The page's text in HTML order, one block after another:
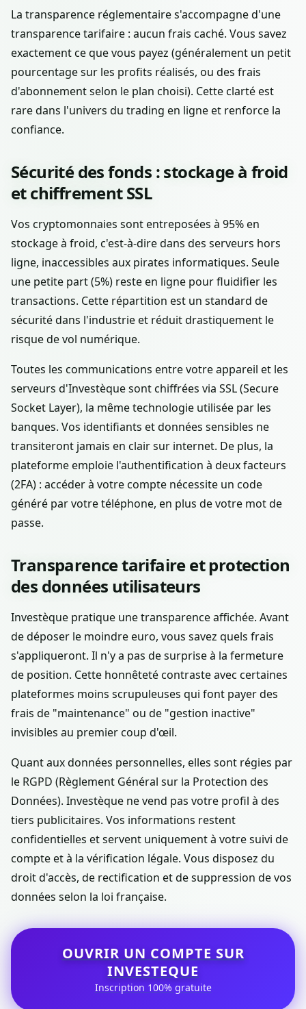
La transparence réglementaire s'accompagne d'une
transparence tarifaire : aucun frais caché. Vous savez
exactement ce que vous payez (généralement un petit
pourcentage sur les profits réalisés, ou des frais
d'abonnement selon le plan choisi). Cette clarté est
rare dans l'univers du trading en ligne et renforce la
confiance.
Sécurité des fonds : stockage à froid
et chiffrement SSL
Vos cryptomonnaies sont entreposées à 95% en
stockage à froid, c'est-à-dire dans des serveurs hors
ligne, inaccessibles aux pirates informatiques. Seule
une petite part (5%) reste en ligne pour fluidifier les
transactions. Cette répartition est un standard de
sécurité dans l'industrie et réduit drastiquement le
risque de vol numérique.
Toutes les communications entre votre appareil et les
serveurs d'Investèque sont chiffrées via SSL (Secure
Socket Layer), la même technologie utilisée par les
banques. Vos identifiants et données sensibles ne
transiteront jamais en clair sur internet. De plus, la
plateforme emploie l'authentification à deux facteurs
(2FA) : accéder à votre compte nécessite un code
généré par votre téléphone, en plus de votre mot de
passe.
Transparence tarifaire et protection
des données utilisateurs
Investèque pratique une transparence affichée. Avant
de déposer le moindre euro, vous savez quels frais
s'appliqueront. Il n'y a pas de surprise à la fermeture
de position. Cette honnêteté contraste avec certaines
plateformes moins scrupuleuses qui font payer des
frais de "maintenance" ou de "gestion inactive"
invisibles au premier coup d'œil.
Quant aux données personnelles, elles sont régies par
le RGPD (Règlement Général sur la Protection des
Données). Investèque ne vend pas votre profil à des
tiers publicitaires. Vos informations restent
confidentielles et servent uniquement à votre suivi de
compte et à la vérification légale. Vous disposez du
droit d'accès, de rectification et de suppression de vos
données selon la loi française.
OUVRIR UN COMPTE SUR
INVESTEQUE
Inscription 100% gratuite